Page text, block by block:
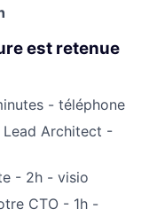
est retenue
- téléphone
Lead Architect -
- 2h - visio
CTO - 1h -